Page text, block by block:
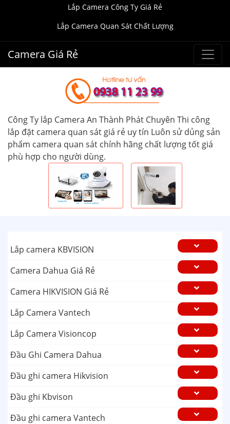
Lắp Camera Công Ty Giá Rẻ
Lắp Camera Quan Sát Chất Lượng
Camera Giá Rẻ
Công Ty lắp Camera An Thành Phát Chuyên Thi công
lắp đặt camera quan sát giá rẻ uy tín Luôn sử dủng sản
phẩm camera quan sát chính hãng chất lượng tốt giá
phù hợp cho người dùng.
Lắp camera KBVISION
Camera Dahua Giá Rẻ
Camera HIKVISION Giá Rẻ
Lắp Camera Vantech
Lắp Camera Visioncop
Đầu Ghi Camera Dahua
Đầu ghi camera Hikvision
Đầu ghi Kbvison
Đầu ghi camera Vantech